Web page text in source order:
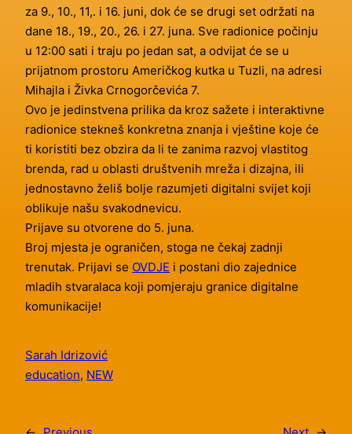
za 9., 10., 11,. i 16. juni, dok će se drugi set održati na
dane 18., 19., 20., 26. i 27. juna. Sve radionice počinju
u 12:00 sati i traju po jedan sat, a odvijat će se u
prijatnom prostoru Američkog kutka u Tuzli, na adresi
Mihajla i Živka Crnogorčevića 7.
Ovo je jedinstvena prilika da kroz sažete i interaktivne
radionice stekneš konkretna znanja i vještine koje će
ti koristiti bez obzira da li te zanima razvoj vlastitog
brenda, rad u oblasti društvenih mreža i dizajna, ili
jednostavno želiš bolje razumjeti digitalni svijet koji
oblikuje našu svakodnevicu.
Prijave su otvorene do 5. juna.
Broj mjesta je ograničen, stoga ne čekaj zadnji
trenutak. Prijavi se OVDJE i postani dio zajednice
mladih stvaralaca koji pomjeraju granice digitalne
komunikacije!
Sarah Idrizović
education, NEW